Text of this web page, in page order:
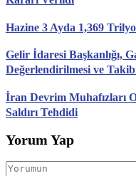
Hazine 3 Ayda 1,369
Gelir İdaresi Başkanlığı,
Değerlendirilmesi ve
İran Devrim Muhafızları
Saldırı Tehdidi
Yorum Yap